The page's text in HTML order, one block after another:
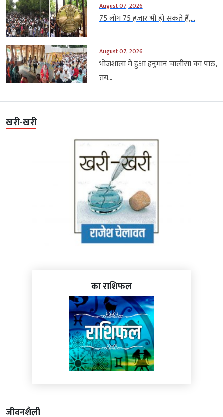
August 07, 2026
75 लोग 75 हजार भी हो सकते हैं,...
August 07, 2026
भोजशाला में हुआ हनुमान चालीसा का पाठ,
तय...
खरी-खरी
का राशिफल
जीवनशैली